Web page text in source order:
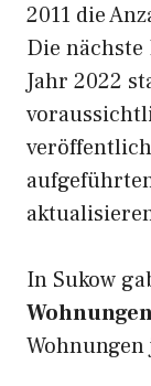
2011 die
Die
Jahr 2022
In Sukow